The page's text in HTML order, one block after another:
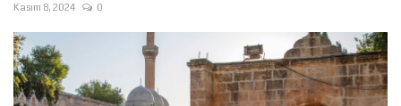
Kasım 8, 2024 0